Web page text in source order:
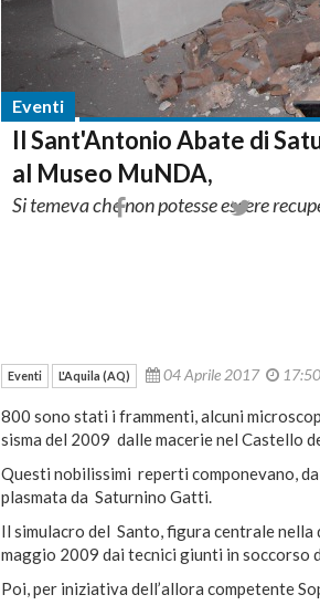
Eventi
Il Sant'Antonio Abate di
al Museo MuNDA,
Si temeva che non potesse essere
Eventi L'Aquila (AQ) 04 Aprile 2017 17:50
800 sono stati i frammenti, alcuni
sisma del 2009 dalle macerie nel Castello
Questi nobilissimi reperti componevano,
plasmata da Saturnino Gatti.
Il simulacro del Santo, figura centrale
maggio 2009 dai tecnici giunti in soccorso
Poi, per iniziativa dell’allora competente